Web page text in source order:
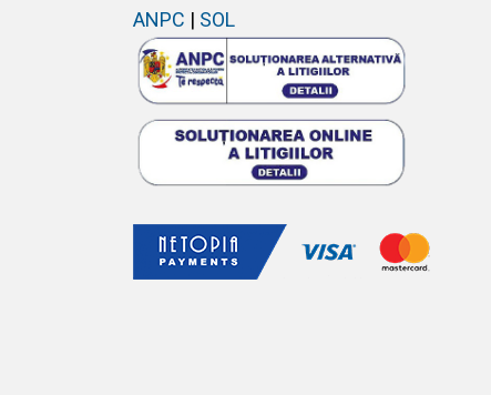
ANPC | SOL